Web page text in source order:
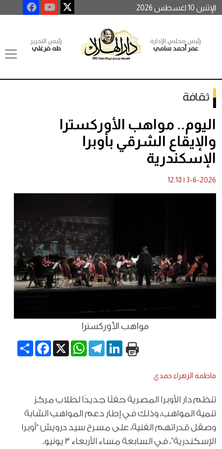
الإثنين 10 اغسطس 2026
رئيس مجلس الإدارة
عمر أحمد سامي
رئيس التحرير
طه فرغلي
ثقافة
اليوم.. مواهب الأوركسترا
والإيقاع الشرقي بأوبرا
الإسكندرية
3-6-2026
|
12:18
مواهب الأوركسترا
Share
Facebook X
WhatsApp
TelegramLinkedIn
فاطمة الزهراء حمدي
تنظم دار الأوبرا المصرية حفلًا جديدًا لطلاب مركز
تنمية المواهب، وذلك في إطار دعم المواهب الشابة
وصقل قدراتهم الفنية، على مسرح سيد درويش “أوبرا
الإسكندرية”، في السابعة مساء الأربعاء 3 يونيو.